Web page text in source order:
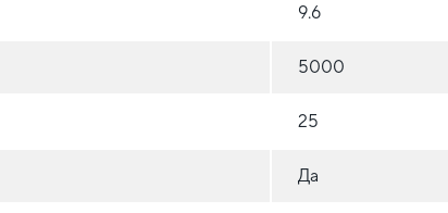
9.6
5000
25
Да